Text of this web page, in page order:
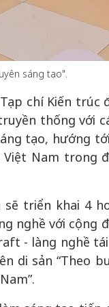
sáng tạo".
chí Kiến trúc
thống với
tạo, hướng
Nam trong
triển khai 4
nghề với cộng
- làng nghề
di sản “Theo
năm Việt Nam gia
nhập UNESCO: Khơi
nội lực văn
hình vị thế kiến
| Kỳ 1: Khát vọng
bình thể hiện